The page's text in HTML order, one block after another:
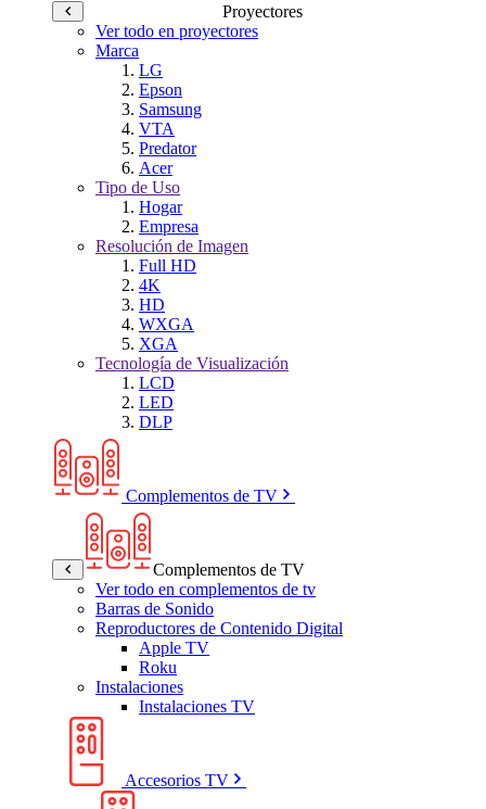
Proyectores
Ver todo en proyectores
Marca
LG
Epson
Samsung
VTA
Predator
Acer
Tipo de Uso
Hogar
Empresa
Resolución de Imagen
Full HD
4K
HD
WXGA
XGA
Tecnología de Visualización
LCD
LED
DLP
Complementos de TV
Complementos de TV
Ver todo en complementos de tv
Barras de Sonido
Reproductores de Contenido Digital
Apple TV
Roku
Instalaciones
Instalaciones TV
Accesorios TV